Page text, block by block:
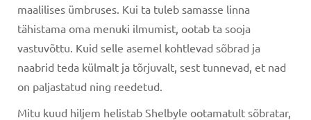
maalilises ümbruses. Kui ta tuleb samasse linna
tähistama oma menuki ilmumist, ootab ta sooja
vastuvõttu. Kuid selle asemel kohtlevad sõbrad ja
naabrid teda külmalt ja tõrjuvalt, sest tunnevad, et nad
on paljastatud ning reedetud.
Mitu kuud hiljem helistab Shelbyle ootamatult sõbratar,